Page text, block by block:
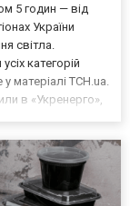
5 годин — від
України
світла.
категорій
матеріалі ТСН.ua.
в «Укренерго»,